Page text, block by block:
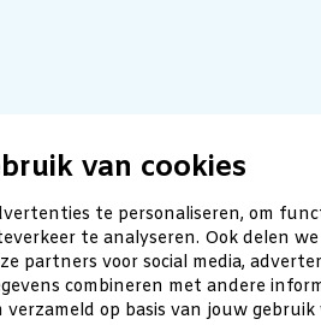
van cookies
te personaliseren, om
te analyseren. Ook delen
partners voor social media,
combineren met andere
op basis van jouw